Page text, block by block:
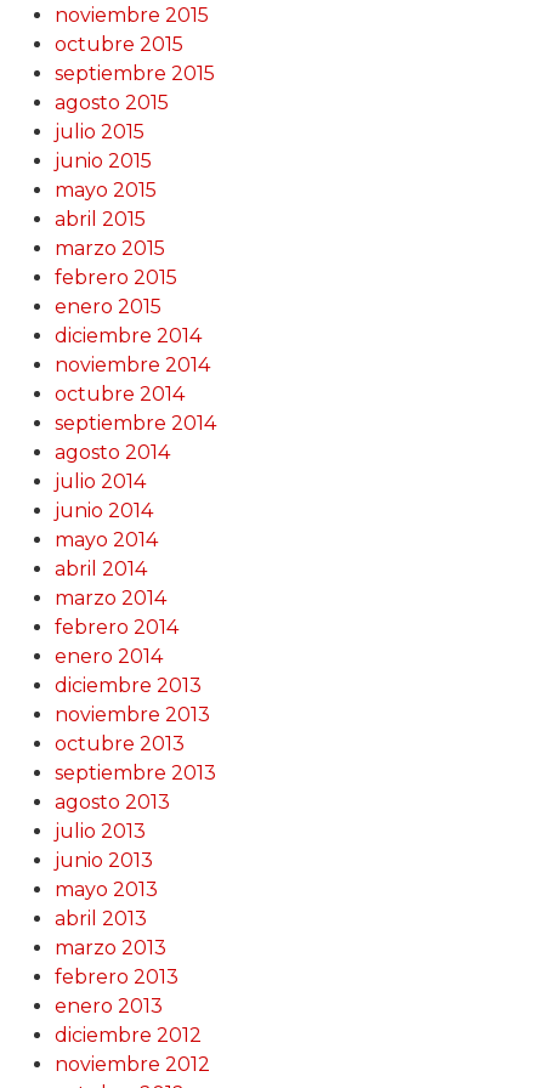
noviembre 2015
octubre 2015
septiembre 2015
agosto 2015
julio 2015
junio 2015
mayo 2015
abril 2015
marzo 2015
febrero 2015
enero 2015
diciembre 2014
noviembre 2014
octubre 2014
septiembre 2014
agosto 2014
julio 2014
junio 2014
mayo 2014
abril 2014
marzo 2014
febrero 2014
enero 2014
diciembre 2013
noviembre 2013
octubre 2013
septiembre 2013
agosto 2013
julio 2013
junio 2013
mayo 2013
abril 2013
marzo 2013
febrero 2013
enero 2013
diciembre 2012
noviembre 2012